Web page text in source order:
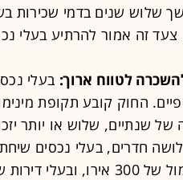
זה אמור להרתיע בעלי
לטווח ארוך: בעלי
החוק קובע תקופת
של שנתיים, שלוש או יותר
חדרים, בעלי נכסים
מהמדינה תגמול של 300